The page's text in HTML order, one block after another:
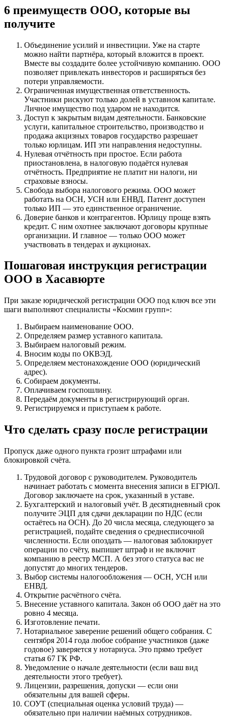
6 преимуществ ООО, которые вы
получите
Объединение усилий и инвестиции. Уже на старте
можно найти партнёра, который вложится в проект.
Вместе вы создадите более устойчивую компанию. ООО
позволяет привлекать инвесторов и расширяться без
потери управляемости.
Ограниченная имущественная ответственность.
Участники рискуют только долей в уставном капитале.
Личное имущество под ударом не находится.
Доступ к закрытым видам деятельности. Банковские
услуги, капитальное строительство, производство и
продажа акцизных товаров государство разрешает
только юрлицам. ИП эти направления недоступны.
Нулевая отчётность при простое. Если работа
приостановлена, в налоговую подаётся нулевая
отчётность. Предприятие не платит ни налоги, ни
страховые взносы.
Свобода выбора налогового режима. ООО может
работать на ОСН, УСН или ЕНВД. Патент доступен
только ИП — это единственное ограничение.
Доверие банков и контрагентов. Юрлицу проще взять
кредит. С ним охотнее заключают договоры крупные
организации. И главное — только ООО может
участвовать в тендерах и аукционах.
Пошаговая инструкция регистрации
ООО в Хасавюрте
При заказе юридической регистрации ООО под ключ все эти
шаги выполняют специалисты «Космин групп»:
Выбираем наименование ООО.
Определяем размер уставного капитала.
Выбираем налоговый режим.
Вносим коды по ОКВЭД.
Определяем местонахождение ООО (юридический
адрес).
Собираем документы.
Оплачиваем госпошлину.
Передаём документы в регистрирующий орган.
Регистрируемся и приступаем к работе.
Что сделать сразу после регистрации
Пропуск даже одного пункта грозит штрафами или
блокировкой счёта.
Трудовой договор с руководителем. Руководитель
начинает работать с момента внесения записи в ЕГРЮЛ.
Договор заключаете на срок, указанный в уставе.
Бухгалтерский и налоговый учёт. В десятидневный срок
получите ЭЦП для сдачи декларации по НДС (если
остаётесь на ОСН). До 20 числа месяца, следующего за
регистрацией, подайте сведения о среднесписочной
численности. Если опоздать — налоговая заблокирует
операции по счёту, выпишет штраф и не включит
компанию в реестр МСП. А без этого статуса вас не
допустят до многих тендеров.
Выбор системы налогообложения — ОСН, УСН или
ЕНВД.
Открытие расчётного счёта.
Внесение уставного капитала. Закон об ООО даёт на это
ровно 4 месяца.
Изготовление печати.
Нотариальное заверение решений общего собрания. С
сентября 2014 года любое собрание участников (даже
годовое) заверяется у нотариуса. Это прямо требует
статья 67 ГК РФ.
Уведомление о начале деятельности (если ваш вид
деятельности этого требует).
Лицензии, разрешения, допуски — если они
обязательны для вашей сферы.
СОУТ (специальная оценка условий труда) —
обязательно при наличии наёмных сотрудников.